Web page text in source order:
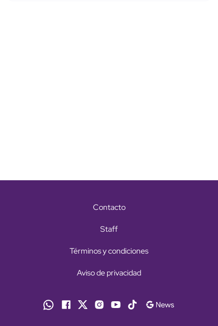
Contacto
Staff
Términos y condiciones
Aviso de privacidad